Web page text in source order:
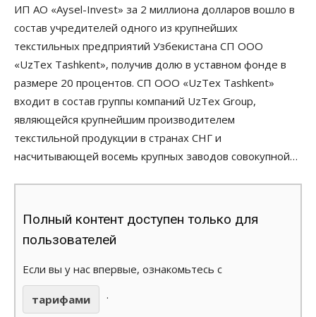
ИП АО «Aysel-Invest» за 2 миллиона долларов вошло в
состав учредителей одного из крупнейших
текстильных предприятий Узбекистана СП ООО
«UzTex Tashkent», получив долю в уставном фонде в
размере 20 процентов. СП ООО «UzTex Tashkent»
входит в состав группы компаний UzTex Group,
являющейся крупнейшим производителем
текстильной продукции в странах СНГ и
насчитывающей восемь крупных заводов совокупной…
Полный контент доступен только для
пользователей
Если вы у нас впервые, ознакомьтесь с
тарифами
.